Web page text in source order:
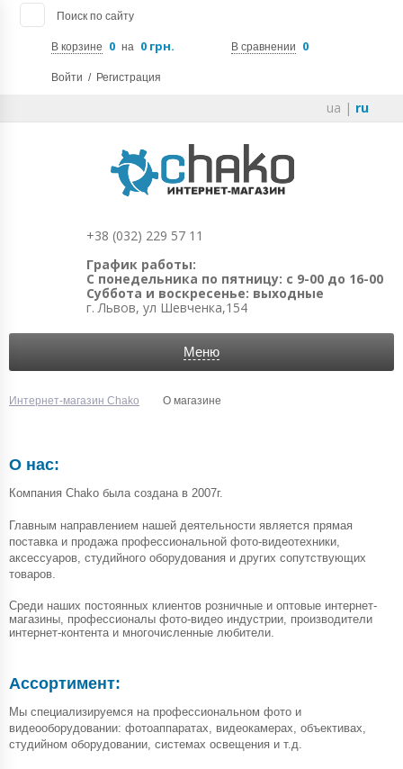
Поиск по сайту
В корзине 0 на 0 грн. В сравнении 0
Войти / Регистрация
ua | ru
+38 (032) 229 57 11
График работы:
С понедельника по пятницу: с 9-00 до 16-00
Суббота и воскресенье: выходные
г. Львов, ул Шевченка,154
Меню
Интернет-магазин Chako О магазине
О нас:
Компания Chako была создана в 2007г.
Главным направлением нашей деятельности является прямая
поставка и продажа профессиональной фото-видеотехники,
аксессуаров, студийного оборудования и других сопутствующих
товаров.
Среди наших постоянных клиентов розничные и оптовые интернет-
магазины, профессионалы фото-видео индустрии, производители
интернет-контента и многочисленные любители.
Ассортимент:
Мы специализируемся на профессиональном фото и
видеооборудовании: фотоаппаратах, видеокамерах, объективах,
студийном оборудовании, системах освещения и т.д.